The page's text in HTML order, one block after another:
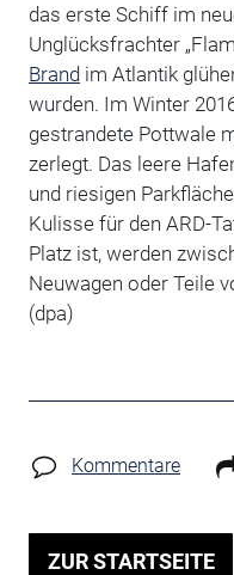
das erste Schiff im
Unglücksfrachter
Brandim Atlantik
wurden. Im Winter
gestrandete Pottwale
zerlegt. Das leere
und riesigen
Kulisse für den ARD-
Platz ist, werden
Neuwagen oder Teile
(dpa)
Kommentare
ZUR STARTSEITE